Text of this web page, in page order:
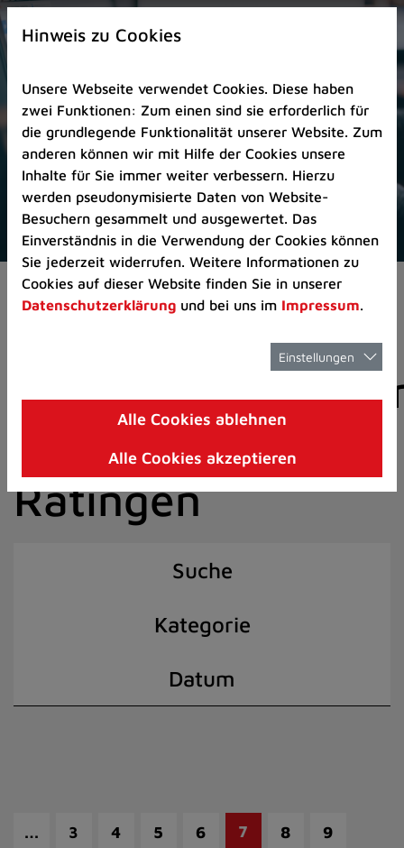
Zur
Startseite
Zum
Seitenanfang
springen
(Schnelltaste
A)
Zur
Navigation/Menü
springen
(Schnelltaste
M)
Zur
8)
I)
Aktuelles Pressemitteilungen
der Stadt
Ratingen
Suche
Kategorie
Datum
… 3 4 5 6 7 8
9
Hinweis zu Cookies
Unsere Webseite verwendet Cookies. Diese haben
zwei Funktionen: Zum einen sind sie erforderlich für
die grundlegende Funktionalität unserer Website. Zum
anderen können wir mit Hilfe der Cookies unsere
Inhalte für Sie immer weiter verbessern. Hierzu
werden pseudonymisierte Daten von Website-
Besuchern gesammelt und ausgewertet. Das
Einverständnis in die Verwendung der Cookies können
Sie jederzeit widerrufen. Weitere Informationen zu
Cookies auf dieser Website finden Sie in unserer
Datenschutzerklärung und bei uns im Impressum.
Einstellungen
Alle Cookies ablehnen
Alle Cookies akzeptieren